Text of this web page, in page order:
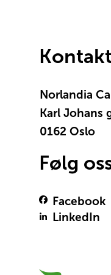
Kontakt
Norlandia
Karl Johans
0162 Oslo
Følg
Facebook
LinkedIn